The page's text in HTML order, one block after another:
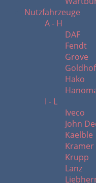
Nutzfahrzeuge
A - H
DAF
Fendt
Grove
Hako
I - L
Iveco
John
Kaelble
Kramer
Krupp
Lanz